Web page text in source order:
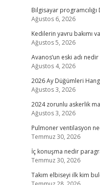
Bilgisayar
Ağustos 6, 2026
Kedilerin yavru bakımı
Ağustos 5, 2026
Avanos’un eski adı nedir
Ağustos 4, 2026
2026 Ay Düğümleri
Ağustos 3, 2026
2024 zorunlu askerlik
Ağustos 3, 2026
Pulmoner ventilasyon
Temmuz 30, 2026
İç konuşma nedir
Temmuz 30, 2026
Takım elbiseyi ilk kim